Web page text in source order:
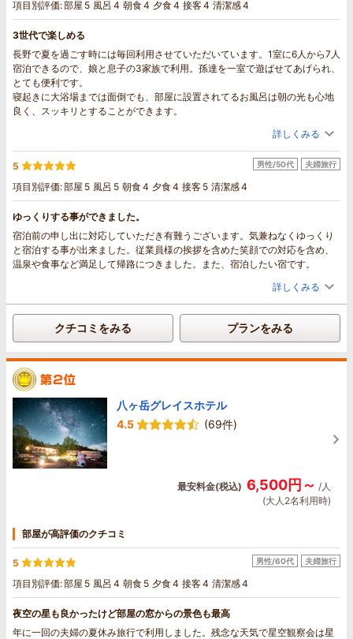
項目別評価:部屋 5 風呂 4 朝食4 夕食4 接客4 清潔感4
3世代で楽しめる
長野で夏を過ごす時には毎回利用させていただいています。1室に6人から7人
宿泊できるので、娘と息子の3家族で利用。孫達を一室で遊ばせてあげられ、
とても便利です。
寝起きに大浴場までは面倒でも、部屋に設置されてるお風呂は朝の光も心地
良く、スッキリとすることができます。
詳しくみる
5
項目別評価:部屋 5 風呂 5 朝食4 夕食4 接客 5 清潔感4
男性/50代 夫婦旅行
ゆっくりする事ができました。
宿泊前の申し出に対応していただき有難うございます。気兼ねなくゆっくり
と宿泊する事が出来ました。従業員様の挨拶を含めた笑顔での対応を含め、
温泉や食事など満足して帰路につきました。また、宿泊したい宿です。
詳しくみる
クチコミをみる プランをみる
八ヶ岳グレイスホテル
4.5
(69件)
最安料金(税込) 6,500円～ /人
(大人2名利用時)
部屋が高評価のクチコミ
5
項目別評価:部屋 5 風呂 4 朝食 5 夕食4 接客4 清潔感4
男性/60代 夫婦旅行
夜空の星も良かったけど部屋の窓からの景色も最高
年に一回の夫婦の夏休み旅行で利用しました。残念な天気で星空観察会は星